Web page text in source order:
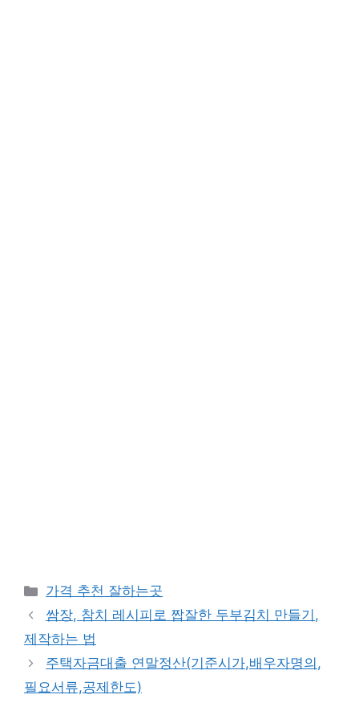
카
테
리
가격 추천 잘하는곳
쌈장, 참치 레시피로 짭잘한 두부김치 만들기,
제작하는 법
주택자금대출 연말정산(기준시가,배우자명의,
필요서류,공제한도)